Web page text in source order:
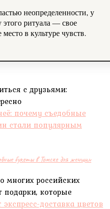
неопределенности, у
этого ритуала — свое
в культуре чувств.
с друзьями:
букеты в Томске для женщин
российских
подарки, которые